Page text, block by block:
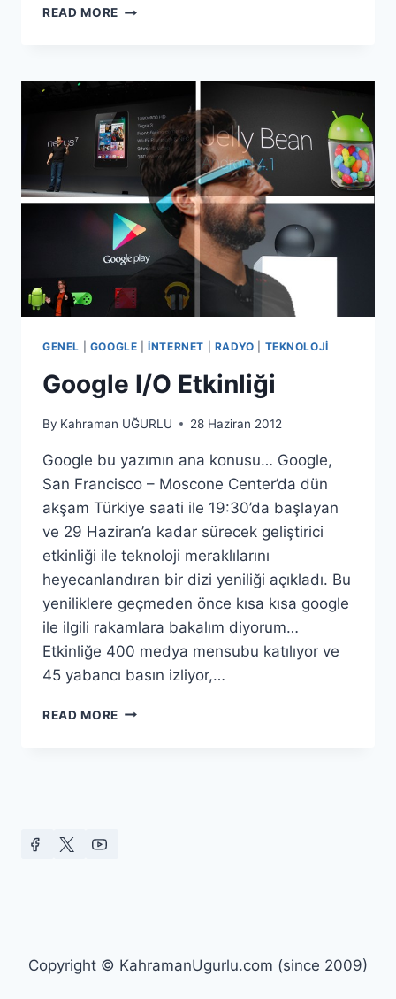
READ MORE TECH
GENEL GOOGLE |İNTERNET RADYO TEKNOLOJI
Google I/O Etkinliği
By Kahraman UĞURLU 28 Haziran 2012
Google bu yazımın ana konusu… Google,
San Francisco – Moscone Center’da dün
akşam Türkiye saati ile 19:30’da başlayan
ve 29 Haziran’a kadar sürecek geliştirici
etkinliği ile teknoloji meraklılarını
heyecanlandıran bir dizi yeniliği açıkladı. Bu
yeniliklere geçmeden önce kısa kısa google
ile ilgili rakamlara bakalım diyorum…
Etkinliğe 400 medya mensubu katılıyor ve
45 yabancı basın izliyor,…
READ MORE GOOGLE
Copyright © KahramanUgurlu.com (since 2009)